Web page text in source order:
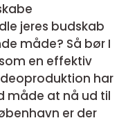
jeres budskab
måde? Så bør I
en effektiv
har
måde at nå ud til
er der